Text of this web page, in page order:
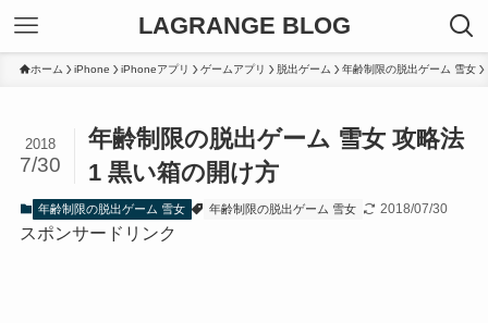
LAGRANGE BLOG
ホーム iPhone iPhoneアプリ ゲームアプリ 脱出ゲーム 年齢制限の脱出ゲーム 雪女
年齢制限の脱出ゲーム 雪女 攻略法
1 黒い箱の開け方
2018
7/30
年齢制限の脱出ゲーム 雪女 年齢制限の脱出ゲーム 雪女 2018/07/30
スポンサードリンク